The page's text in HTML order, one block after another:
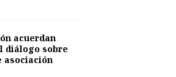
acuerdan
diálogo sobre
asociación